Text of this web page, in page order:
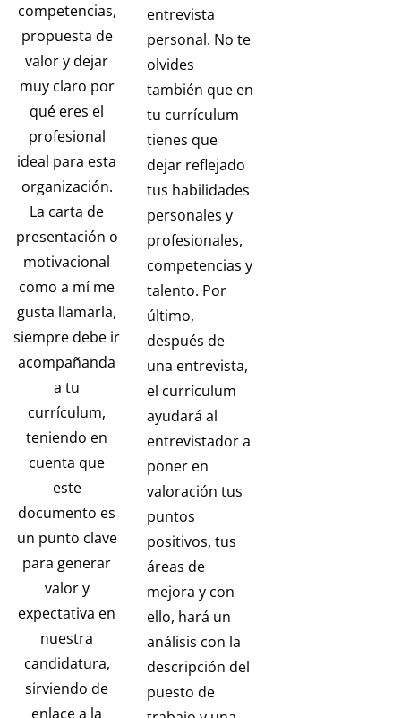
competencias,
propuesta de
valor y dejar
muy claro por
qué eres el
profesional
ideal para esta
organización.
La carta de
presentación o
motivacional
como a mí me
gusta llamarla,
siempre debe ir
acompañanda
a tu
currículum,
teniendo en
cuenta que
este
documento es
un punto clave
para generar
valor y
expectativa en
nuestra
candidatura,
sirviendo de
enlace a la
entrevista
personal. No te
olvides
también que en
tu currículum
tienes que
dejar reflejado
tus habilidades
personales y
profesionales,
competencias y
talento. Por
último,
después de
una entrevista,
el currículum
ayudará al
entrevistador a
poner en
valoración tus
puntos
positivos, tus
áreas de
mejora y con
ello, hará un
análisis con la
descripción del
puesto de